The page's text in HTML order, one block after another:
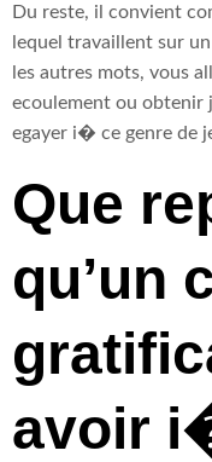
Du reste, il convient
lequel travaillent sur
les autres mots, vous
ecoulement ou obtenir
egayer i� ce genre de
Que
qu’un
avoir